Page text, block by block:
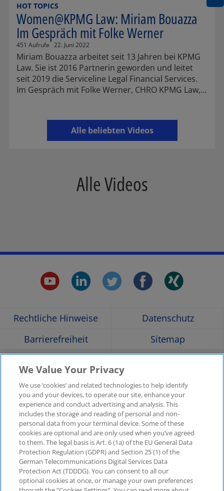
HOT TOPICS
Women@KPMG Law: Miriam Bouazza
Im Gespräch mit Folke Werner
451 Aufrufe 22. Juni 2022
Miriam Bouazza arbeitet seit 13 Jahren bei KPMG
Law. Sie ist 2016 Partnerin geworden und leitet
seit 2019 die Serviceline Legal Financial Services.
Im Gespräch mit Folke Werner, CHRO KPMG Law,...
Alle beliebten Videos
Alle Videos
Rechtliche Hinweise
Datenschutz
Barrierefreiheit
Sitemap
Unternehmensangaben
Kontakt
KPMG-Standorte im
Überblick
Social Media
Medien
KPMG VideoIn
neuer
Registerkarte
oder
neuem
Pressemitteilungen
Pressekontakt
Newsletter im Überblick
youtube.
Opens
in
a
new
window
linkedin.
a
new
window
twitter.
Opens
a
new
window
Opens
in
a
new
window
in
a
new
We Value Your Privacy
We use ‘cookies’ and related technologies to help identify
you and your devices, to operate our site, enhance your
experience and conduct advertising and analysis. This
includes the storage and reading of personal and non-
personal data from your terminal device. Some of these
cookies are optional and are only used when you’ve agreed
to them. The legal basis is Art. 6 (1a) of the EU General Data
Protection Regulation (GDPR) and Section 25 (1) of the
German Telecommunications Digital Services Data
Protection Act (TDDDG). You can consent to all our
optional cookies at once, or manage your own preferences